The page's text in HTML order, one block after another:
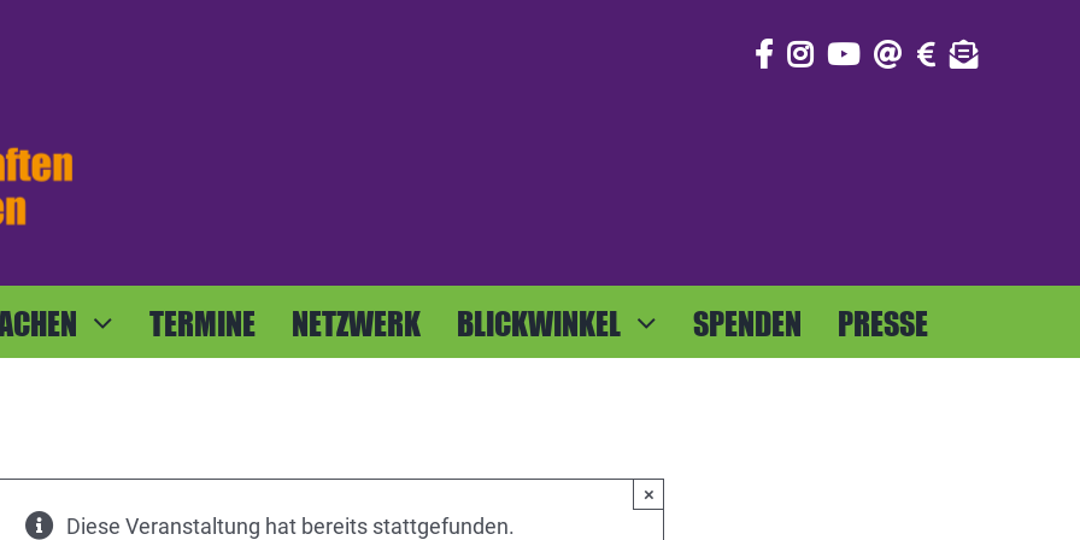
TERMINE NETZWERK BLICKWINKEL SPENDEN PRESSE
Diese Veranstaltung hat bereits stattgefunden.
×